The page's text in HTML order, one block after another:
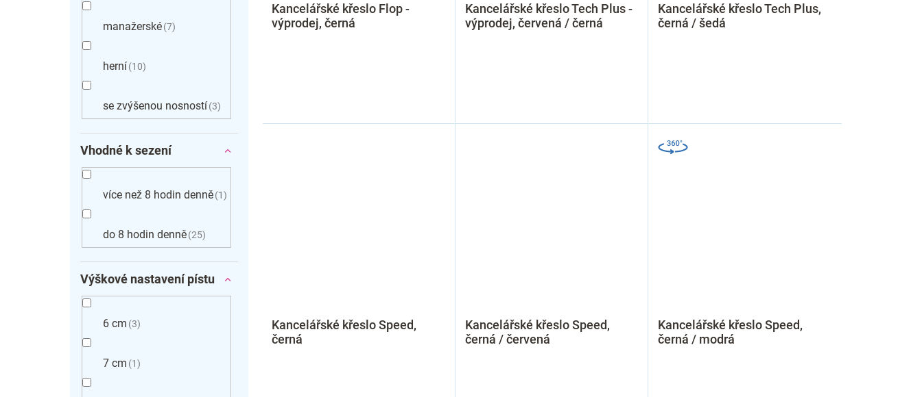
manažerské 7
herní 10
se zvýšenou nosností 3
Vhodné k sezení
více než 8 hodin denně 1
do 8 hodin denně 25
Výškové nastavení pístu
6 cm 3
7 cm 1
Kancelářské křeslo Flop -
výprodej, černá
Kancelářské křeslo Tech Plus -
výprodej, červená / černá
Kancelářské křeslo Tech Plus,
černá / šedá
Kancelářské křeslo Speed,
černá
Kancelářské křeslo Speed,
černá / červená
Kancelářské křeslo Speed,
černá / modrá